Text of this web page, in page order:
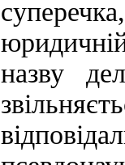
назву